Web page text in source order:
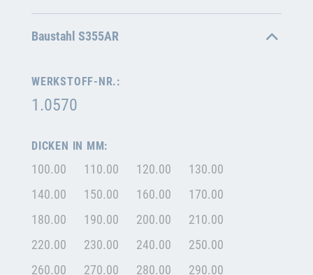
Baustahl S355AR
WERKSTOFF-NR.:
1.0570
DICKEN IN MM:
100.00 110.00 120.00
130.00
140.00
150.00 160.00
170.00
180.00
190.00 200.00
210.00
220.00
230.00 240.00
250.00
260.00
270.00 280.00
290.00